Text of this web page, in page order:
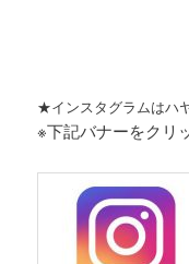
★インスタグラムはハ
※下記バナーをクリ